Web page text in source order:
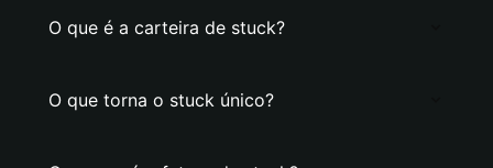
O que é a carteira de stuck?
O que torna o stuck único?